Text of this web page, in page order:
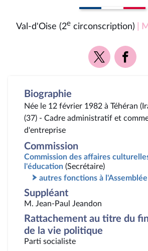
Val-d'Oise (2e circonscription) |
Voir
la
Voir
la
Biographie
Née le 12 février 1982 à Téhéran
(37) - Cadre administratif et
d'entreprise
Commission
Commission des affaires
l'éducation (Secrétaire)
autres fonctions à
Suppléant
M. Jean-Paul Jeandon
Rattachement au titre du
de la vie politique
Parti socialiste